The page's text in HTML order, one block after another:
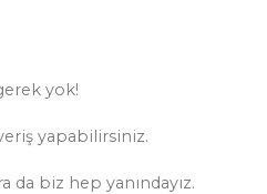
yok!
yapabilirsiniz.
biz hep yanındayız.